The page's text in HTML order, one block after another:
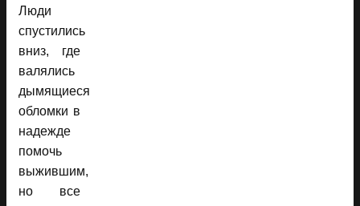
Люди
спустились
вниз, где
валялись
дымящиеся
обломки в
надежде
помочь
выжившим,
но все